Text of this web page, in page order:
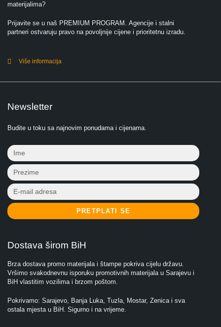
materijalima?
Prijavite se u naš PREMIUM PROGRAM. Agencije i stalni
partneri ostvaruju pravo na povoljnije cijene i prioritetnu izradu.
Više informacija
Newsletter
Budite u toku sa najnovim ponudama i cijenama.
PRETPLATI SE
Dostava širom BiH
Brza dostava promo materijala i štampe pokriva cijelu državu.
Vršimo svakodnevnu isporuku promotivnih materijala u Sarajevu i
BiH vlastitim vozilima i brzom poštom.
Pokrivamo: Sarajevo, Banja Luka, Tuzla, Mostar, Zenica i sva
ostala mjesta u BiH. Sigurno i na vrijeme.